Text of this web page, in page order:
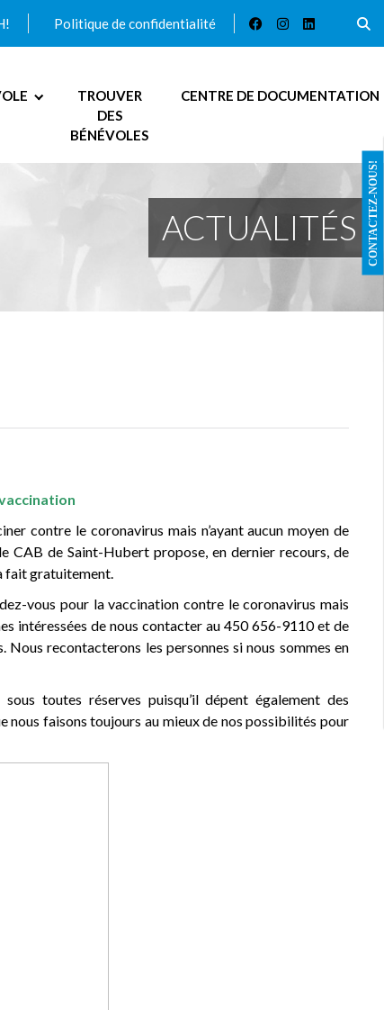
Politique de confidentialité
TROUVER
DES
BÉNÉVOLES
CENTRE DE DOCUMENTATION
CONTACTEZ-NOUS!
ACTUALITÉS
contre le coronavirus mais n’ayant aucun moyen de
CAB de Saint-Hubert propose, en dernier recours, de
fait gratuitement.
vous pour la vaccination contre le coronavirus mais
intéressées de nous contacter au 450 656-9110 et de
recontacterons les personnes si nous sommes en
toutes réserves puisqu’il dépent également des
nous faisons toujours au mieux de nos possibilités pour